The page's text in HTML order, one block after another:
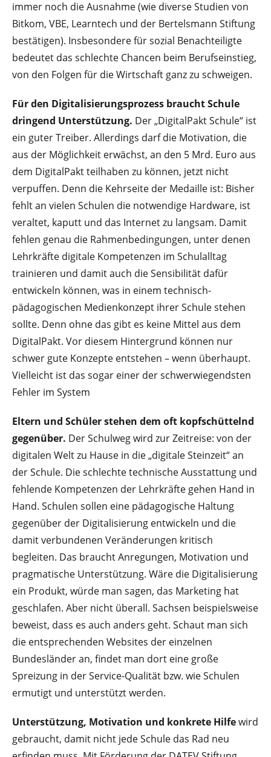
immer noch die Ausnahme (wie diverse Studien von
Bitkom, VBE, Learntech und der Bertels­mann Stiftung
bestätigen). Insbesondere für sozial Benachteiligte
bedeutet das schlechte Chancen beim Berufseinstieg,
von den Folgen für die Wirtschaft ganz zu schweigen.
Für den Digitalisierungsprozess braucht Schule
dringend Unterstützung. Der „Digi­talPakt Schule“ ist
ein guter Treiber. Allerdings darf die Motivation, die
aus der Möglich­keit erwächst, an den 5 Mrd. Euro aus
dem DigitalPakt teilhaben zu können, jetzt nicht
verpuffen. Denn die Kehrseite der Medaille ist: Bisher
fehlt an vielen Schulen die not­wendige Hardware, ist
veraltet, kaputt und das Internet zu langsam. Damit
fehlen ge­nau die Rahmenbedingungen, unter denen
Lehrkräfte digitale Kompetenzen im Schul­alltag
trainieren und damit auch die Sensibilität dafür
entwickeln können, was in einem technisch-
pädagogischen Medienkonzept ihrer Schule stehen
sollte. Denn ohne das gibt es keine Mittel aus dem
DigitalPakt. Vor diesem Hintergrund können nur
schwer gute Konzepte entstehen – wenn überhaupt.
Vielleicht ist das sogar einer der schwer­wiegendsten
Fehler im System
Eltern und Schüler stehen dem oft kopfschüttelnd
gegenüber. Der Schulweg wird zur Zeitreise: von der
digitalen Welt zu Hause in die „digitale Steinzeit“ an
der Schule. Die schlechte technische Ausstattung und
fehlende Kompetenzen der Lehrkräfte gehen Hand in
Hand. Schulen sollen eine pädagogische Haltung
gegenüber der Digitalisierung entwickeln und die
damit verbundenen Veränderungen kritisch
begleiten. Das braucht Anregungen, Motivation und
pragmatische Unterstützung. Wäre die Digitalisierung
ein Produkt, würde man sagen, das Marketing hat
geschlafen. Aber nicht überall. Sachsen beispielsweise
beweist, dass es auch anders geht. Schaut man sich
die entsprechenden Websites der einzelnen
Bundesländer an, findet man dort eine große
Spreizung in der Service-Qualität bzw. wie Schulen
ermutigt und unterstützt werden.
Unterstützung, Motivation und konkrete Hilfewird
gebraucht, damit nicht jede Schule das Rad neu